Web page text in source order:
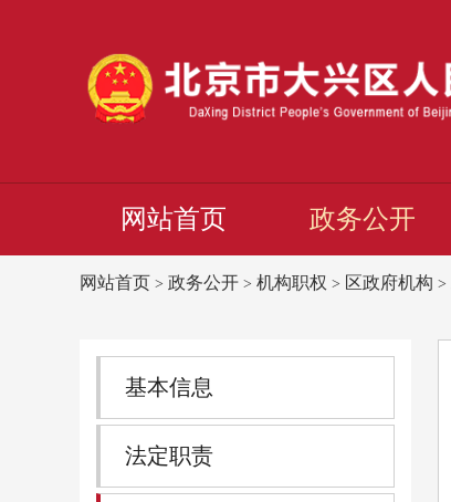
网站首页 政务公开
网站首页 > 政务公开 > 机构职权 > 区政府机构 >
基本信息
法定职责